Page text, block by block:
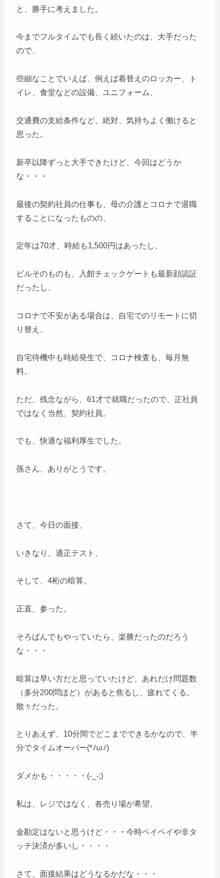
と、勝手に考えました。
今までフルタイムでも長く続いたのは、大手だった
ので、
些細なことでいえば、例えば着替えのロッカー、ト
イレ、食堂などの設備、ユニフォーム、
交通費の支給条件など、絶対、気持ちよく働けると
思った。
新卒以降ずっと大手できたけど、今回はどうか
な・・・
最後の契約社員の仕事も、母の介護とコロナで退職
することになったものの、
定年は70才、時給も1,500円はあったし、
ビルそのものも、入館チェックゲートも最新顔認証
だったし、
コロナで不安がある場合は、自宅でのリモートに切
り替え、
自宅待機中も時給発生で、コロナ検査も、毎月無
料。
ただ、残念ながら、61才で就職だったので、正社員
ではなく当然、契約社員。
でも、快適な福利厚生でした。
孫さん、ありがとうです。
さて、今日の面接、
いきなり、適正テスト、
そして、4桁の暗算。
正直、参った。
そろばんでもやっていたら、楽勝だったのだろう
な・・・
暗算は早い方だと思っていたけど、あれだけ問題数
（多分200問ほど）があると焦るし、疲れてくる。
散々だった。
とりあえず、10分間でどこまでできるかなので、半
分でタイムオーバー(*ﾉωﾉ)
ダメかも・・・・・(-_-;)
私は、レジではなく、各売り場が希望。
金勘定はないと思うけど・・・今時ペイペイや非タ
ッチ決済が多いし・・・・
さて、面接結果はどうなるかだな・・・